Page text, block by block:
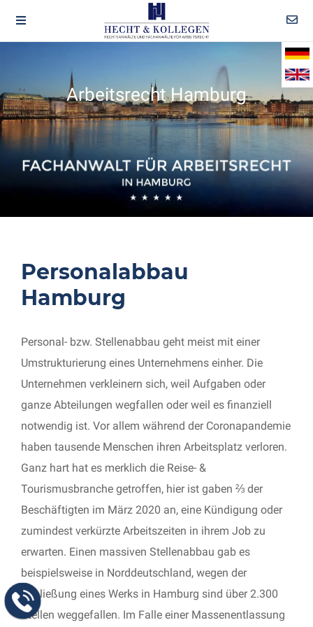
Arbeitsrecht Hamburg
Personalabbau
Hamburg
Personal- bzw. Stellenabbau geht meist mit einer
Umstrukturierung eines Unternehmens einher. Die
Unternehmen verkleinern sich, weil Aufgaben oder
ganze Abteilungen wegfallen oder weil es finanziell
notwendig ist. Vor allem während der Coronapandemie
haben tausende Menschen ihren Arbeitsplatz verloren.
Ganz hart hat es merklich die Reise- &
Tourismusbranche getroffen, hier ist gaben ⅔ der
Beschäftigten im März 2020 an, eine Kündigung oder
zumindest verkürzte Arbeitszeiten in ihrem Job zu
erwarten. Einen massiven Stellenabbau gab es
beispielsweise in Norddeutschland, wegen der
Schließung eines Werks in Hamburg sind über 2.300
Stellen weggefallen. Im Falle einer Massenentlassung